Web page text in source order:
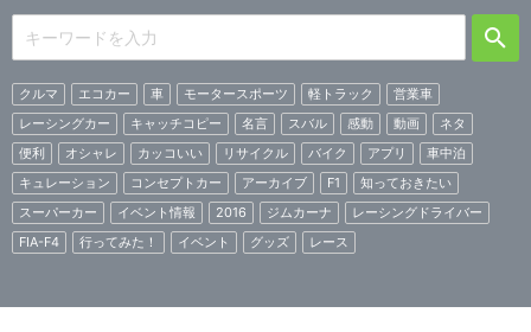
クルマ エコカー 車 モータースポーツ 軽トラック
営業車
レーシングカー
キャッチコピー 名言 スバル 感動 動画
ネタ
便利
オシャレ カッコいい リサイクル バイク アプリ
車中泊
キュレーション
コンセプトカー アーカイブ F1
知っておきたい
スーパーカー
イベント情報 2016 ジムカーナ
レーシングドライバー
FIA-F4
行ってみた！ イベント グッズ レース